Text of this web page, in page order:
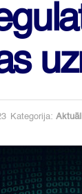
Kategorija: